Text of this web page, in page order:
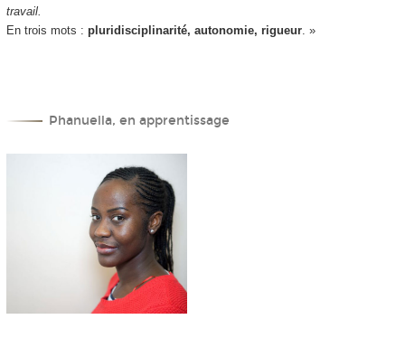
travail.
En trois mots : pluridisciplinarité, autonomie, rigueur. »
Phanuella, en apprentissage